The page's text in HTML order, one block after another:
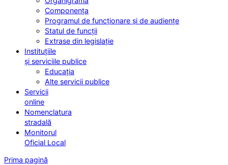
Componența
Programul de funcționare și de audiențe
Statul de funcții
Extrase din legislație
Instituțiile
și serviciile publice
Educația
Alte servicii publice
Servicii
online
Nomenclatura
stradală
Monitorul
Oficial Local
Prima pagină